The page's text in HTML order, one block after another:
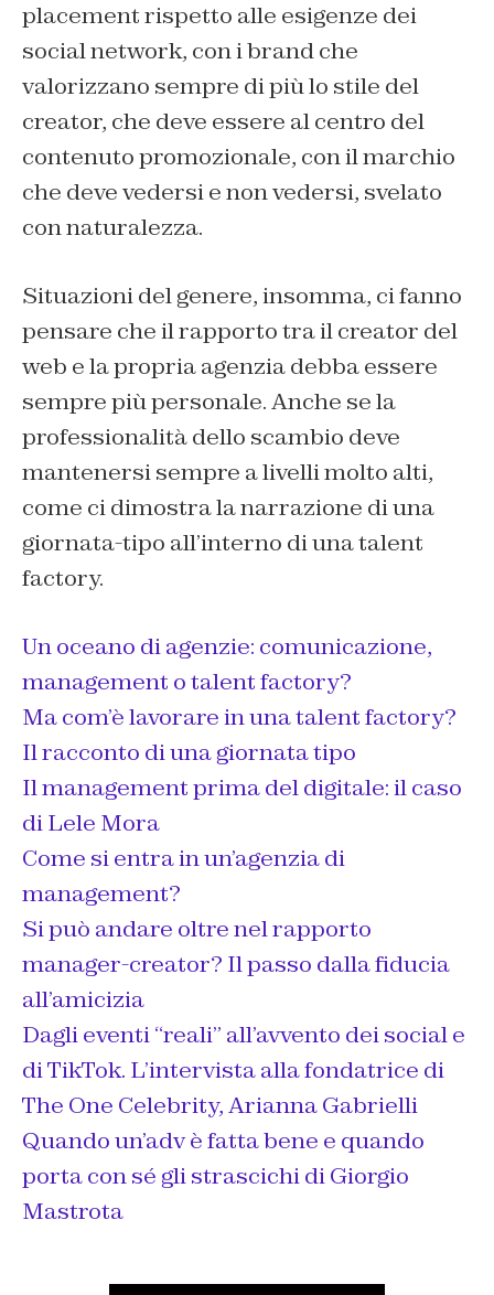
placement rispetto alle esigenze dei
social network, con i brand che
valorizzano sempre di più lo stile del
creator, che deve essere al centro del
contenuto promozionale, con il marchio
che deve vedersi e non vedersi, svelato
con naturalezza.
Situazioni del genere, insomma, ci fanno
pensare che il rapporto tra il creator del
web e la propria agenzia debba essere
sempre più personale. Anche se la
professionalità dello scambio deve
mantenersi sempre a livelli molto alti,
come ci dimostra la narrazione di una
giornata-tipo all’interno di una talent
factory.
Un oceano di agenzie: comunicazione,
management o talent factory?
Ma com’è lavorare in una talent factory?
Il racconto di una giornata tipo
Il management prima del digitale: il caso
di Lele Mora
Come si entra in un’agenzia di
management?
Si può andare oltre nel rapporto
manager-creator? Il passo dalla fiducia
all’amicizia
Dagli eventi “reali” all’avvento dei social e
di TikTok. L’intervista alla fondatrice di
The One Celebrity, Arianna Gabrielli
Quando un’adv è fatta bene e quando
porta con sé gli strascichi di Giorgio
Mastrota